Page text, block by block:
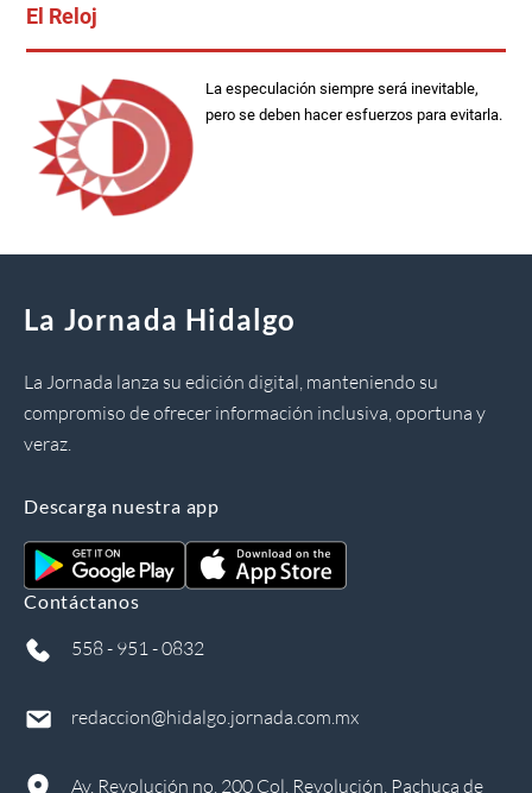
El Reloj
La especulación siempre será inevitable,
pero se deben hacer esfuerzos para evitarla.
La Jornada Hidalgo
La Jornada lanza su edición digital, manteniendo su
compromiso de ofrecer información inclusiva, oportuna y
veraz.
Descarga nuestra app
Contáctanos
558 - 951 - 0832
redaccion@hidalgo.jornada.com.mx
Av. Revolución no. 200 Col. Revolución, Pachuca de